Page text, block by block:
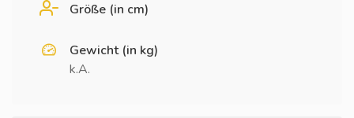
Größe (in cm)
Gewicht (in kg)
k.A.